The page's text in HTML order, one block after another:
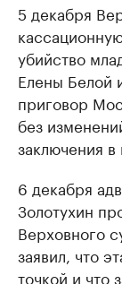
5 декабря
убийство
Елены Белой
приговор
без
заключения в
6 декабря
Золотухин
Верховного
заявил, что
точкой и что